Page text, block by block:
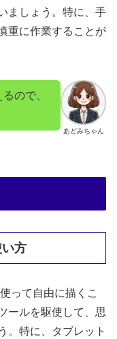
ましょう。特に、手
重に作業することが
あどみちゃん
ので、
方
って自由に描くこ
ールを駆使して、思
。特に、タブレット